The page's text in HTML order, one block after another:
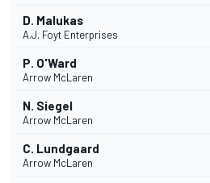
D. Malukas
A.J. Foyt Enterprises
P. O'Ward
Arrow McLaren
N. Siegel
Arrow McLaren
C. Lundgaard
Arrow McLaren